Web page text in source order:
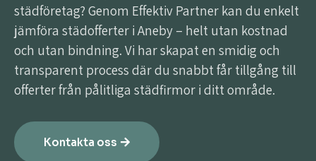
städföretag? Genom Effektiv Partner kan du enkelt
jämföra städofferter i Aneby – helt utan kostnad
och utan bindning. Vi har skapat en smidig och
transparent process där du snabbt får tillgång till
offerter från pålitliga städfirmor i ditt område.
Kontakta oss